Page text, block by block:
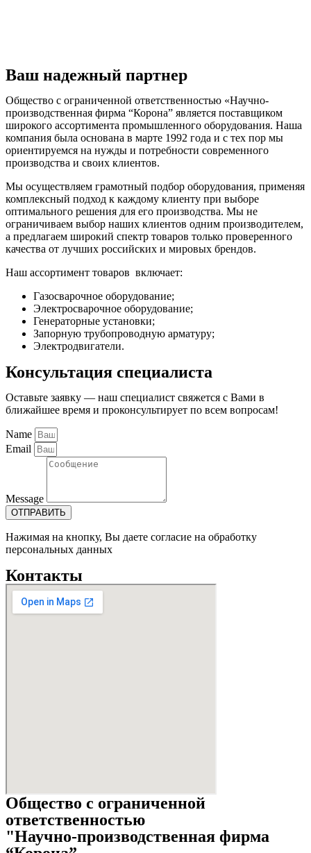
Ваш надежный партнер
Общество с ограниченной ответственностью «Научно-
производственная фирма “Корона” является поставщиком
широкого ассортимента промышленного оборудования. Наша
компания была основана в марте 1992 года и с тех пор мы
ориентируемся на нужды и потребности современного
производства и своих клиентов.
Мы осуществляем грамотный подбор оборудования, применяя
комплексный подход к каждому клиенту при выборе
оптимального решения для его производства. Мы не
ограничиваем выбор наших клиентов одним производителем,
а предлагаем широкий спектр товаров только проверенного
качества от лучших российских и мировых брендов.
Наш ассортимент товаров включает:
Газосварочное оборудование;
Электросварочное оборудование;
Генераторные установки;
Запорную трубопроводную арматуру;
Электродвигатели.
Консультация специалиста
Оставьте заявку — наш специалист свяжется с Вами в
ближайшее время и проконсультирует по всем вопросам!
Name
Email
Message
ОТПРАВИТЬ
Нажимая на кнопку, Вы даете согласие на обработку
персональных данных
Контакты
Общество с ограниченной
ответственностью
"Научно-производственная фирма